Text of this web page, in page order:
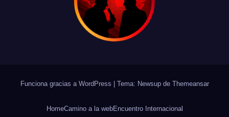
Funciona gracias a WordPress Tema: Newsup de Themeansar
HomeCamino a la webEncuentro Internacional